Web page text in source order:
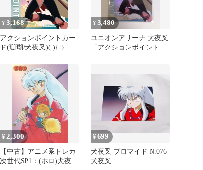
¥3,168
アクションポイントカー
ド(珊瑚/犬夜叉)(-){-}
【UA50BT】]ユニアリ
¥3,480
ユニオンアリーナ 犬夜叉
「アクションポイント
¥ 2,300
【中古】アニメ系トレカ
次世代SP1：(ホロ)犬夜
¥699
犬夜叉 ブロマイド N.076
犬夜叉